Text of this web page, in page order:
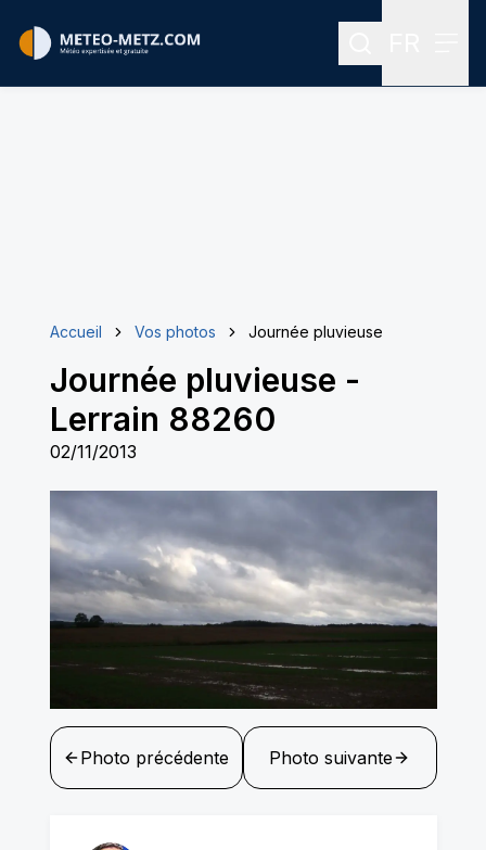
Rechercher
Accueil Vos photos Journée pluvieuse
Journée pluvieuse -
Lerrain 88260
02/11/2013
Photo précédente Photo suivante